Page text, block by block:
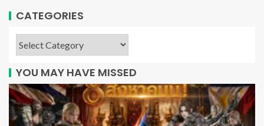
CATEGORIES
YOU MAY HAVE MISSED